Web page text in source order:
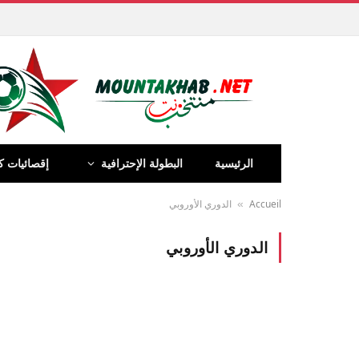
الرئيسية البطولة الإحترافية إقصائيات
Accueil
» الدوري الأوروبي
الدوري الأوروبي